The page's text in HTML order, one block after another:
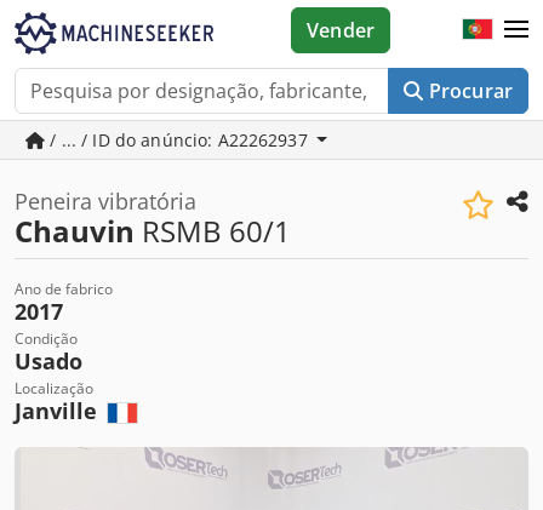
Procurar
Vender
/ ... / ID do anúncio: A22262937
Peneira vibratória
Chauvin RSMB 60/1
Ano de fabrico
2017
Condição
Usado
Localização
Janville